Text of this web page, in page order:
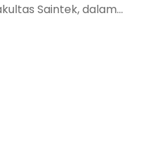
Saintek, dalam...